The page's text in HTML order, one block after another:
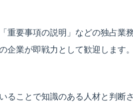
重要事項の説明」などの独占業
企業が即戦力として歓迎します
ることで知識のある人材と判断